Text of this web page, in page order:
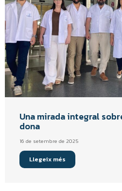
Una mirada integral
dona
16 de setembre de 2025
Llegeix més